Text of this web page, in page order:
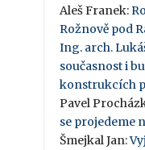
Aleš Franek:
Rožnově pod
Ing. arch.
současnost i
konstrukcích
Pavel
se projedeme
Šmejkal Jan: